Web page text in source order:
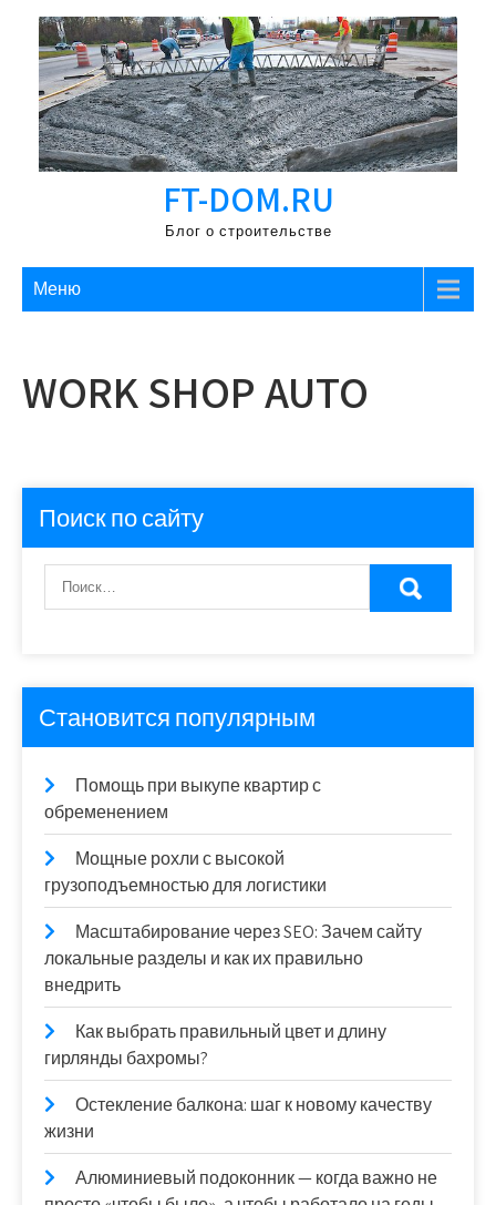
Перейти
содержимому
FT-DOM.RU
Блог о строительстве
Меню
WORK SHOP AUTO
Поиск по сайту
Становится популярным
Помощь при выкупе квартир с
обременением
Мощные рохли с высокой
грузоподъемностью для логистики
Масштабирование через SEO: Зачем сайту
локальные разделы и как их правильно
внедрить
Как выбрать правильный цвет и длину
гирлянды бахромы?
Остекление балкона: шаг к новому качеству
жизни
Алюминиевый подоконник — когда важно не